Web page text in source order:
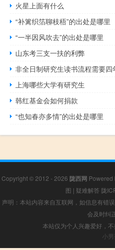
火星上面有什么
“补篱织箔聊枝梧”的出处是哪里
“一半因风吹去”的出处是哪里
山东考三支一扶的利弊
非全日制研究生读书流程需要
上海哪些大学有研究生
韩红基金会如何捐款
“也知春亦多情”的出处是哪里
Copyright © 2012 - 2026 陇西网 Powered
图 | 疑难解答 陇
声明：本站内容来自互联网，如信息有错
会及时纠
本站仅为个人兴趣爱好，
小男